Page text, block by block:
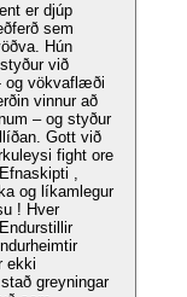
er djúp
sem
Hún
við
og vökvaflæði
vinnur að
– og styður
Gott við
fight ore
,
og líkamlegur
! Hver
greyningar